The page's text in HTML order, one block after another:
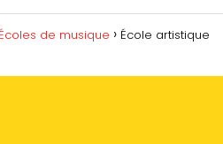
Écoles de musique
École artistique